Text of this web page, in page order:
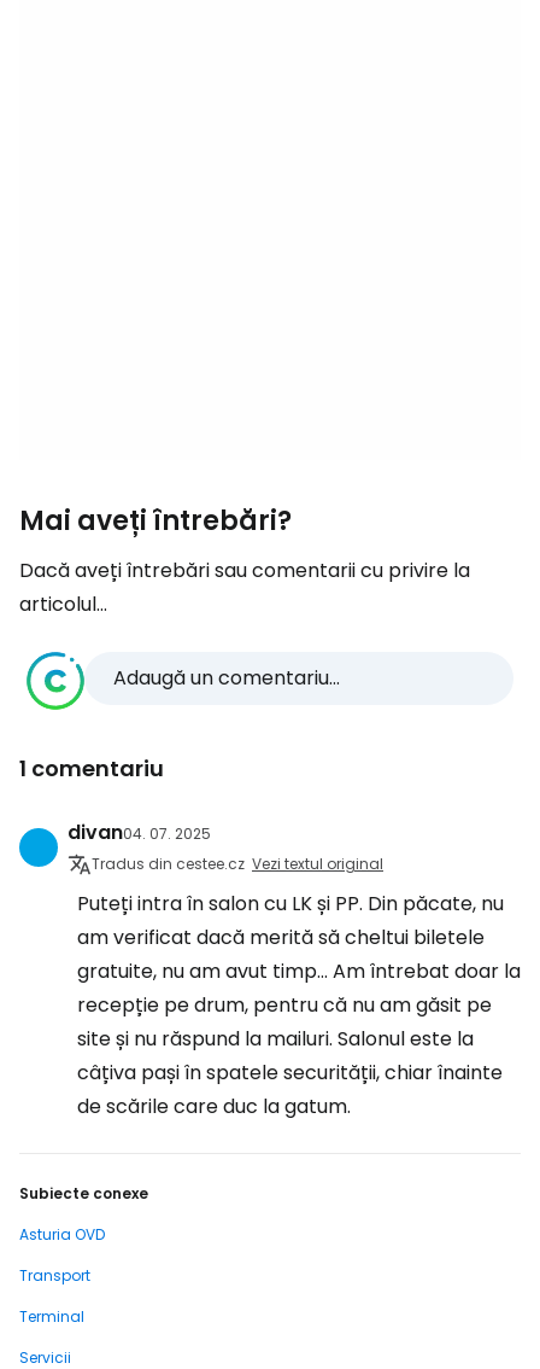
Mai aveți întrebări?
Dacă aveți întrebări sau comentarii cu privire la
articolul...
Adaugă un comentariu...
1 comentariu
divan04. 07. 2025
Tradus din cestee.cz Vezi textul original
Puteți intra în salon cu LK și PP. Din păcate, nu
am verificat dacă merită să cheltui biletele
gratuite, nu am avut timp... Am întrebat doar la
recepție pe drum, pentru că nu am găsit pe
site și nu răspund la mailuri. Salonul este la
câțiva pași în spatele securității, chiar înainte
de scările care duc la gatum.
Subiecte conexe
Asturia OVD
Transport
Terminal
Servicii